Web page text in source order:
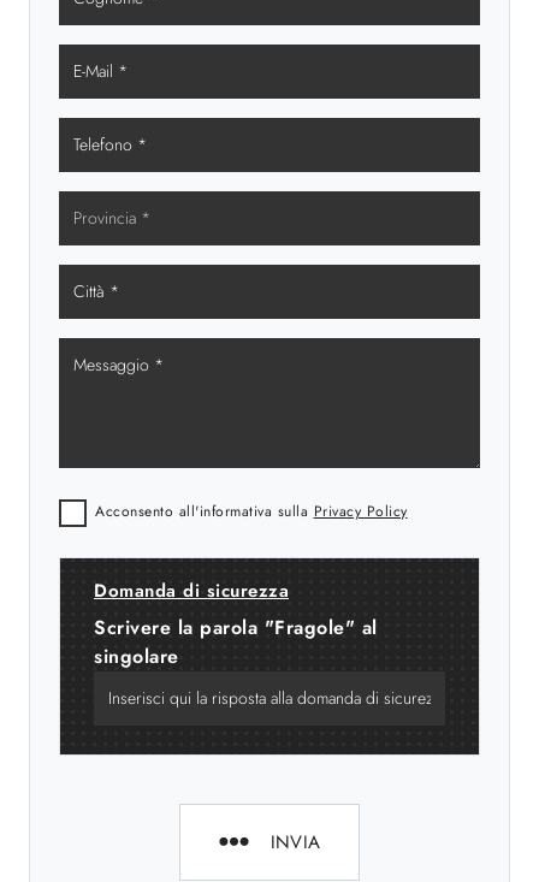
Acconsento all'informativa sulla Privacy Policy
Domanda di sicurezza
Scrivere la parola "Fragole" al
singolare
INVIA